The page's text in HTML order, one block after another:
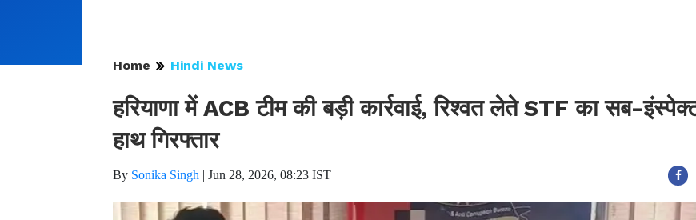
Home Hindi News
हरियाणा में ACB टीम की बड़ी कार्रवाई, रिश्वत लेते STF का सब-
हाथ गिरफ्तार
By Sonika Singh | Jun 28, 2026, 08:23 IST